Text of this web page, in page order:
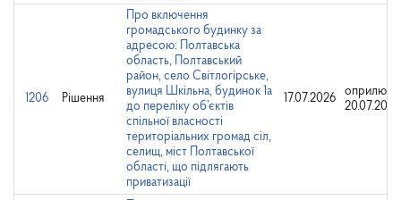
1206 Рішення
Про включення
громадського будинку за
адресою: Полтавська
область, Полтавський
район, село Світлогірське,
вулиця Шкільна, будинок 1а
до переліку об’єктів
спільної власності
територіальних громад сіл,
селищ, міст Полтавської
області, що підлягають
приватизації
17.07.2026
20.07.2026